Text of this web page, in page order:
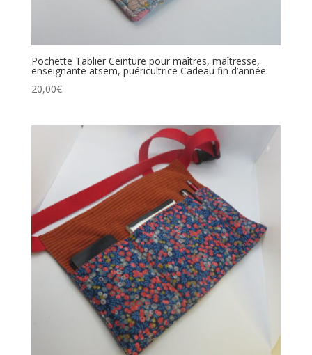
Pochette Tablier Ceinture pour maîtres, maîtresse,
enseignante atsem, puéricultrice Cadeau fin d’année
20,00€